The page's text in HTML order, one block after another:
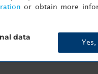
or obtain more
data
Yes,